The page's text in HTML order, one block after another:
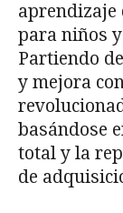
aprendizaje
para niños
Partiendo
y mejora
basándose
total y la
de